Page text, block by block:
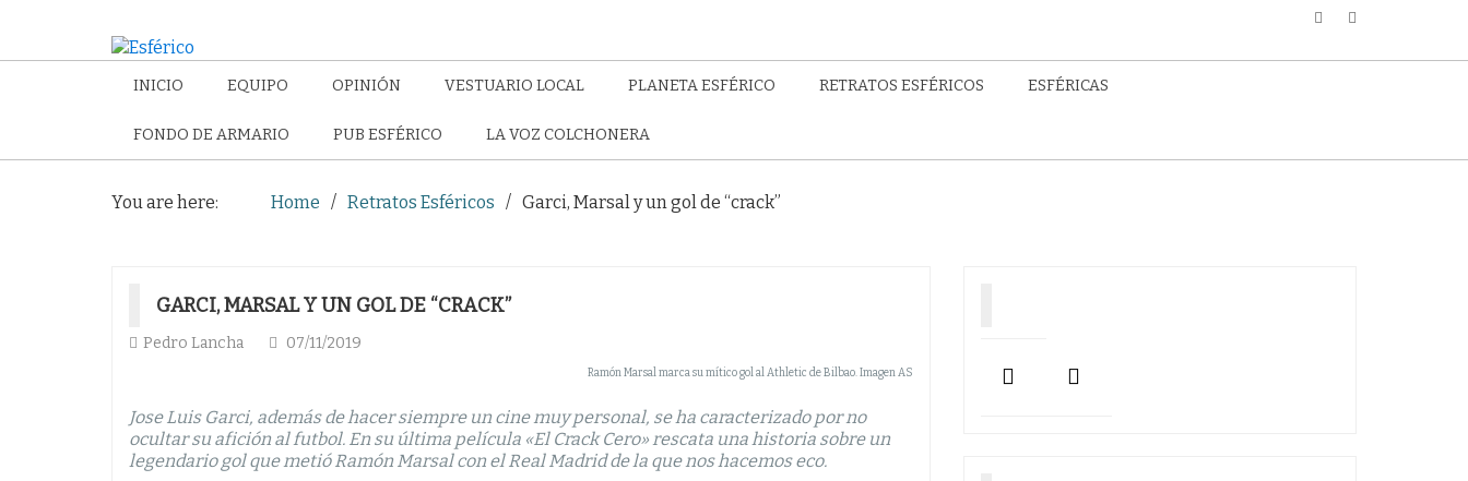
INICIO EQUIPO OPINIÓN VESTUARIO LOCAL PLANETA ESFÉRICO RETRATOS ESFÉRICOS ESFÉRICAS
FONDO DE ARMARIO PUB ESFÉRICO LA VOZ COLCHONERA
You are here: Home Retratos Esféricos Garci, Marsal y un gol de “crack”
GARCI, MARSAL Y UN GOL DE “CRACK”
Pedro Lancha 07/11/2019
Ramón Marsal marca su mítico gol al Athletic de Bilbao. Imagen AS
Jose Luis Garci, además de hacer siempre un cine muy personal, se ha caracterizado por no
ocultar su afición al futbol. En su última película «El Crack Cero» rescata una historia sobre un
legendario gol que metió Ramón Marsal con el Real Madrid de la que nos hacemos eco.